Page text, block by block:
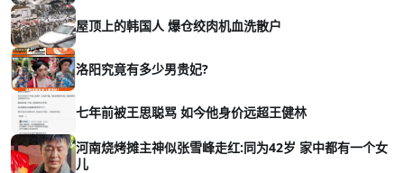
屋顶上的韩国人 爆仓绞肉机血洗散户
洛阳究竟有多少男贵妃?
七年前被王思聪骂 如今他身价远超王健林
河南烧烤摊主神似张雪峰走红:同为42岁 家中都有一个女
儿